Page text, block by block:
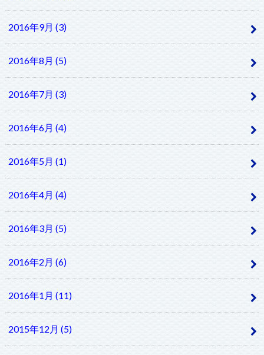
2016年9月 (3)
2016年8月 (5)
2016年7月 (3)
2016年6月 (4)
2016年5月 (1)
2016年4月 (4)
2016年3月 (5)
2016年2月 (6)
2016年1月 (11)
2015年12月 (5)